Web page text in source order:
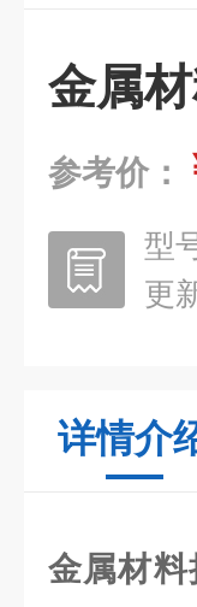
金属
参考价：
型
更
详情介
金属材